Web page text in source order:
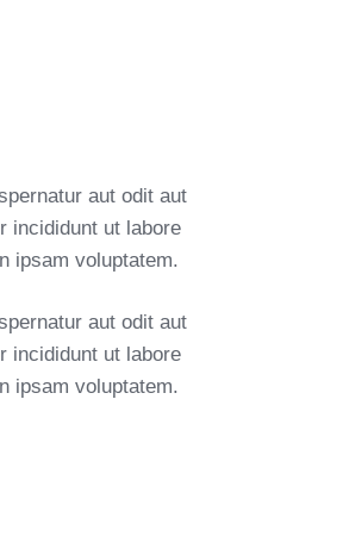
aut odit aut
incididunt ut labore
ipsam voluptatem.
aut odit aut
incididunt ut labore
ipsam voluptatem.